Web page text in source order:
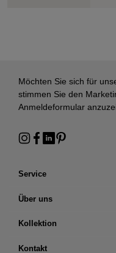
Service
Über uns
Kollektion
Kontakt
Möchten Sie sich für
stimmen Sie den
Anmeldeformular